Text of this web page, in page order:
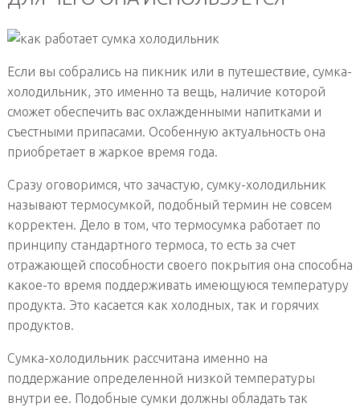
Если вы собрались на пикник или в путешествие, сумка-
холодильник, это именно та вещь, наличие которой
сможет обеспечить вас охлажденными напитками и
съестными припасами. Особенную актуальность она
приобретает в жаркое время года.
Сразу оговоримся, что зачастую, сумку-холодильник
называют термосумкой, подобный термин не совсем
корректен. Дело в том, что термосумка работает по
принципу стандартного термоса, то есть за счет
отражающей способности своего покрытия она способна
какое-то время поддерживать имеющуюся температуру
продукта. Это касается как холодных, так и горячих
продуктов.
Сумка-холодильник рассчитана именно на
поддержание определенной низкой температуры
внутри ее. Подобные сумки должны обладать так